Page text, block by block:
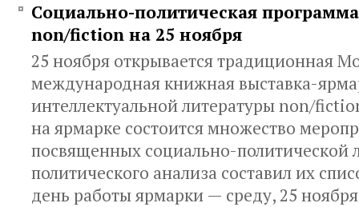
Социально-политическая
non/fiction на 25 ноября
25 ноября открывается традиционная
международная книжная выставка-
интеллектуальной литературы non/
на ярмарке состоится множество
посвященных социально-политической
политического анализа составил их
день работы ярмарки — среду, 25